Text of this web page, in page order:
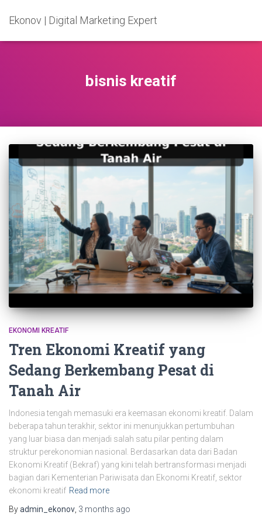
Ekonov | Digital Marketing Expert
bisnis kreatif
EKONOMI KREATIF
Tren Ekonomi Kreatif yang
Sedang Berkembang Pesat di
Tanah Air
Indonesia tengah memasuki era keemasan ekonomi kreatif. Dalam
beberapa tahun terakhir, sektor ini menunjukkan pertumbuhan
yang luar biasa dan menjadi salah satu pilar penting dalam
struktur perekonomian nasional. Berdasarkan data dari Badan
Ekonomi Kreatif (Bekraf) yang kini telah bertransformasi menjadi
bagian dari Kementerian Pariwisata dan Ekonomi Kreatif, sektor
ekonomi kreatif Read more
Byadmin_ekonov 3 months ago